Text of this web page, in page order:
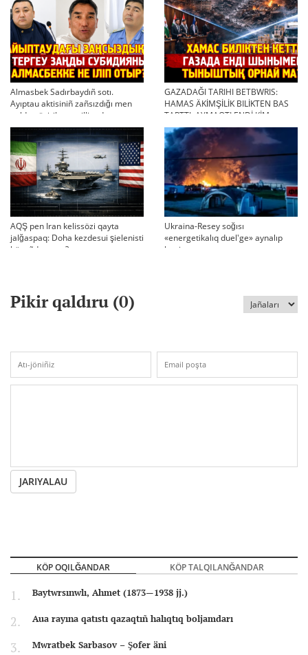
Almasbek Sadırbaydıñ sotı.
Ayıptau aktisiniñ zañsızdığı men
qoldan ösirilgen milliondar
GAZADAĞI TARIHI BETBWRIS:
HAMAS ÄKİMŞİLİK BILİKTEN BAS
TARTTI. AYMAQTI ENDİ KİM
BASQARADI?
AQŞ pen Iran kelissözi qayta
jalğaspaq: Doha kezdesui şielenisti
bäseñdete me?
Ukraina-Resey soğısı
«energetikalıq duel'ge» aynalıp
ketti
Pikir qaldıru (0)
JARIYALAU
KÖP OQILĞANDAR KÖP TALQILANĞANDAR
Baytwrsınwlı, Ahmet (1873—1938 jj.)
Aua rayına qatıstı qazaqtıñ halıqtıq boljamdarı
Mwratbek Sarbasov – Şofer äni